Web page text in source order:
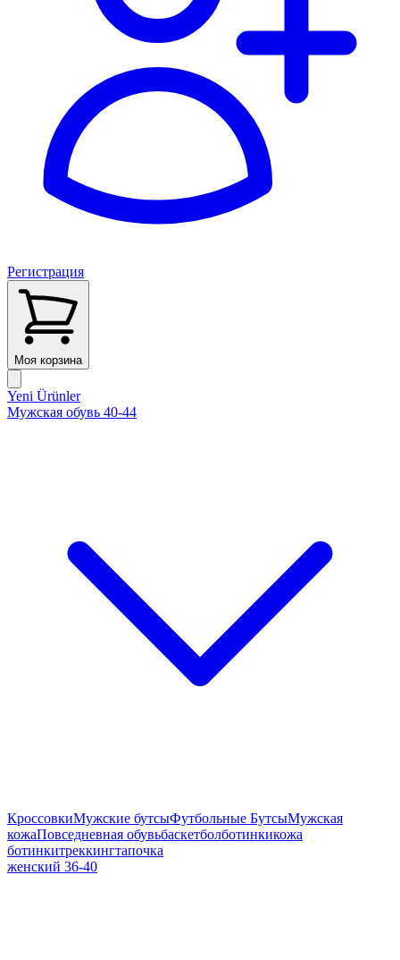
Регистрация
Моя корзина
Yeni Ürünler
Мужская обувь 40-44
КроссовкиМужские бутсыФутбольные БутсыМужская
кожаПовседневная обувьбаскетболботинкикожа
ботинкитреккингтапочка
женский 36-40